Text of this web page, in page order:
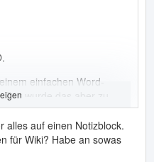
einfachen Word-
wurde das aber zu
ein Wiki aufgesetzt
nur alle paar Monate
viel Zeit. Außerdem ist
für sich
alles auf einen Notizblock.
für Wiki? Habe an sowas